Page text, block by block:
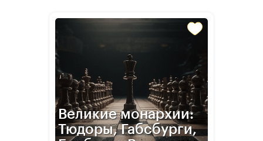
Великие монархии:
Тюдоры, Габсбурги,